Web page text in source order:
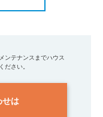
ンテナンスまでハウス
ださい。
せは